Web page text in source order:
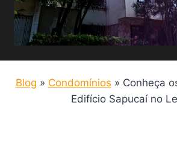
Blog » Condomínios » Conheça
Edifício Sapucaí no